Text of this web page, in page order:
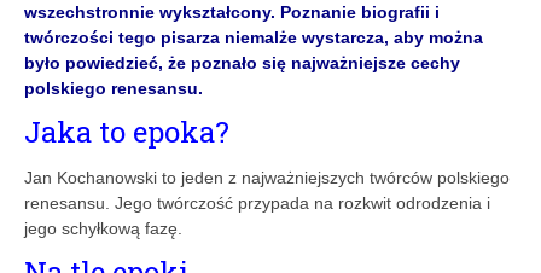
wszechstronnie wykształcony. Poznanie biografii i
twórczości tego pisarza niemalże wystarcza, aby można
było powiedzieć, że poznało się najważniejsze cechy
polskiego renesansu.
Jaka to epoka?
Jan Kochanowski to jeden z najważniejszych twórców polskiego
renesansu. Jego twórczość przypada na rozkwit odrodzenia i
jego schyłkową fazę.